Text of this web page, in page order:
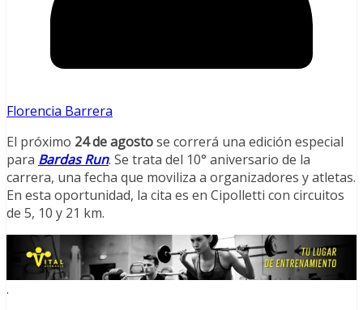
Florencia Barrera
El próximo 24 de agostose correrá una edición especial
para Bardas Run. Se trata del 10° aniversario de la
carrera, una fecha que moviliza a organizadores y atletas.
En esta oportunidad, la cita es en Cipolletti con circuitos
de 5, 10 y 21 km.
.